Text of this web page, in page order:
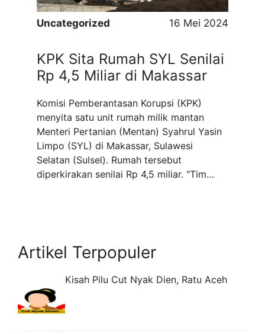
Uncategorized 16 Mei 2024
KPK Sita Rumah SYL Senilai
Rp 4,5 Miliar di Makassar
Komisi Pemberantasan Korupsi (KPK)
menyita satu unit rumah milik mantan
Menteri Pertanian (Mentan) Syahrul Yasin
Limpo (SYL) di Makassar, Sulawesi
Selatan (Sulsel). Rumah tersebut
diperkirakan senilai Rp 4,5 miliar. "Tim
Panakkukang, Kota Makassar," ujar ...
more
Artikel Terpopuler
Kisah Pilu Cut Nyak Dien, Ratu Aceh